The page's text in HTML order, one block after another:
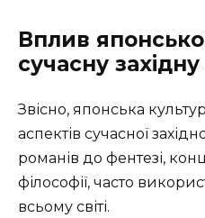
Вплив
сучасну
Звісно, японська
аспектів сучасної
романів до фентезі,
філософії, часто
всьому світі.